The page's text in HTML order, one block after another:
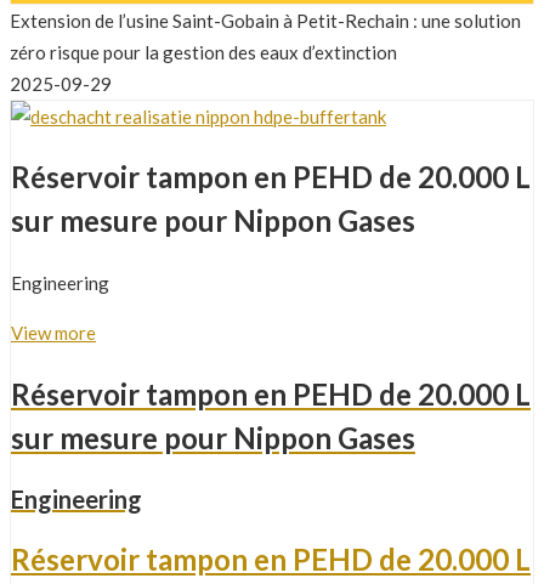
Extension de l’usine Saint-Gobain à Petit-Rechain : une solution
zéro risque pour la gestion des eaux d’extinction
2025-09-29
Réservoir tampon en PEHD de 20.000 L
sur mesure pour Nippon Gases
Engineering
View more
Réservoir tampon en PEHD de 20.000 L
sur mesure pour Nippon Gases
Engineering
Réservoir tampon en PEHD de 20.000 L